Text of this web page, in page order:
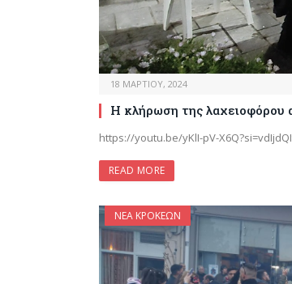
18 ΜΑΡΤΊΟΥ, 2024
Η κλήρωση της
https://youtu.be/yKlI-pV-
READ MORE
ΝΈΑ ΚΡΟΚΕΏΝ